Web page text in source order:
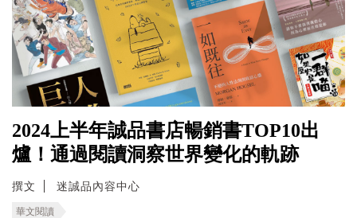
2024上半年誠品書店暢銷書TOP10出
爐！通過閱讀洞察世界變化的軌跡
撰文 迷誠品內容中心
華文閱讀